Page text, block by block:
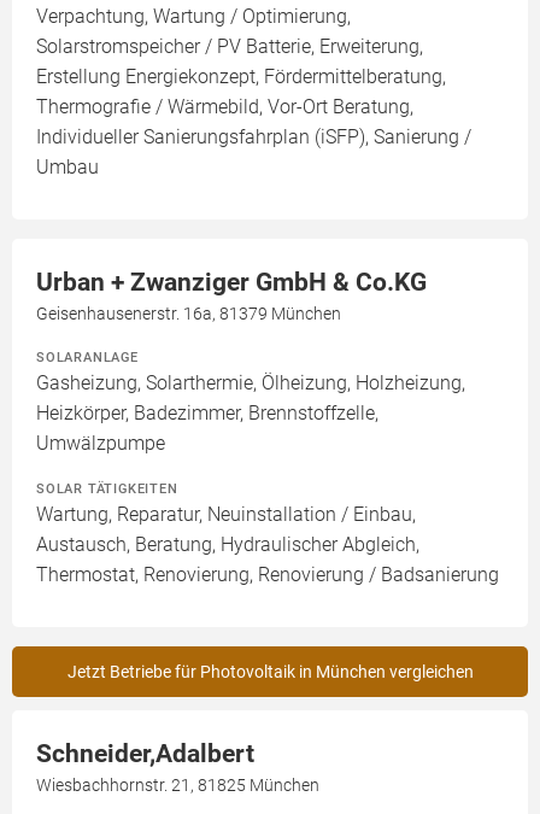
Verpachtung, Wartung / Optimierung,
Solarstromspeicher / PV Batterie, Erweiterung,
Erstellung Energiekonzept, Fördermittelberatung,
Thermografie / Wärmebild, Vor-Ort Beratung,
Individueller Sanierungsfahrplan (iSFP), Sanierung /
Umbau
Urban + Zwanziger GmbH & Co.KG
Geisenhausenerstr. 16a, 81379 München
SOLARANLAGE
Gasheizung, Solarthermie, Ölheizung, Holzheizung,
Heizkörper, Badezimmer, Brennstoffzelle,
Umwälzpumpe
SOLAR TÄTIGKEITEN
Wartung, Reparatur, Neuinstallation / Einbau,
Austausch, Beratung, Hydraulischer Abgleich,
Thermostat, Renovierung, Renovierung / Badsanierung
Jetzt Betriebe für Photovoltaik in München vergleichen
Schneider,Adalbert
Wiesbachhornstr. 21, 81825 München